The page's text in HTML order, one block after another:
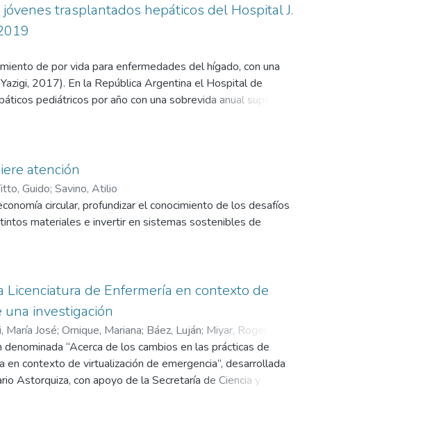
trasplantados hepáticos del Hospital J.
de por vida para enfermedades del hígado, con una
2017). En la República Argentina el Hospital de
pediátricos por año con una sobrevida anual superior al
et al., 2020). Sin embargo, a largo plazo (20 años)
efectividad en los resultados de sobrevida reduce la costo
entre otros factores, por el daño inmunológico
inmunosupresor (Soltys, et al., 2007) (Fine, et al., 2009).
con mayor riesgo de pérdida de injertos y no
et al., 2016). Al mismo tiempo este grupo etario
adversidad y de adquirir conocimiento y habilidades de
atención
Guido; Savino, Atilio
circular, profundizar el conocimiento de los desafíos
materiales e invertir en sistemas sostenibles de
de Enfermería en contexto de
una investigación
María José; Ornique, Mariana; Báez, Luján; Miyar, Rogelio
;Ferrarelli, Mariana
“Acerca de los cambios en las prácticas de
contexto de virtualización de emergencia”, desarrollada
Astorquiza, con apoyo de la Secretaría de Ciencia y
integramos el equipo1 de investigación somos docentes